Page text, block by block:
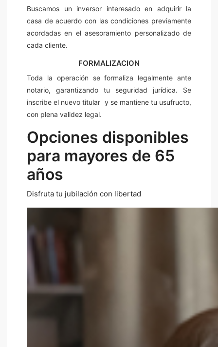
Buscamos un inversor interesado en adquirir la
casa de acuerdo con las condiciones previamente
acordadas en el asesoramiento personalizado de
cada cliente.
FORMALIZACION
Toda la operación se formaliza legalmente ante
notario, garantizando tu seguridad jurídica. Se
inscribe el nuevo titular y se mantiene tu usufructo,
con plena validez legal.
Opciones disponibles
para mayores de 65
años
Disfruta tu jubilación con libertad